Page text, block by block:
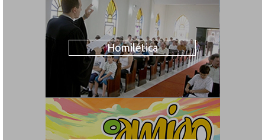
Homilética